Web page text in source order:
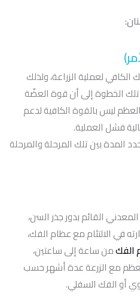
لعملية الزراعة، ولذلك
تلك الخطوة إلى أن قوة العضّة
ليس بالقوة الكافية لدعم
فشل العملية.
المدة بين تلك المرحلة والمرحلة
القائم بدور جذر السن،
في الالتئام مع عظام الفك،
الفكمن ساعة إلى ساعتين،
مع الزرعة عدة أشهر حسب
أو الفك السفلي.